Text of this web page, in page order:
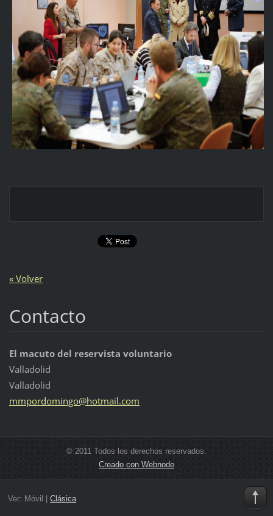
« Volver
Contacto
El macuto del reservista voluntario
Valladolid
Valladolid
mmpordomingo@hotmail.com
© 2011 Todos los derechos reservados.
Creado con Webnode
Ver: Móvil Clásica